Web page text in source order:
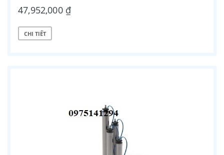
47,952,000 ₫
CHI TIẾT